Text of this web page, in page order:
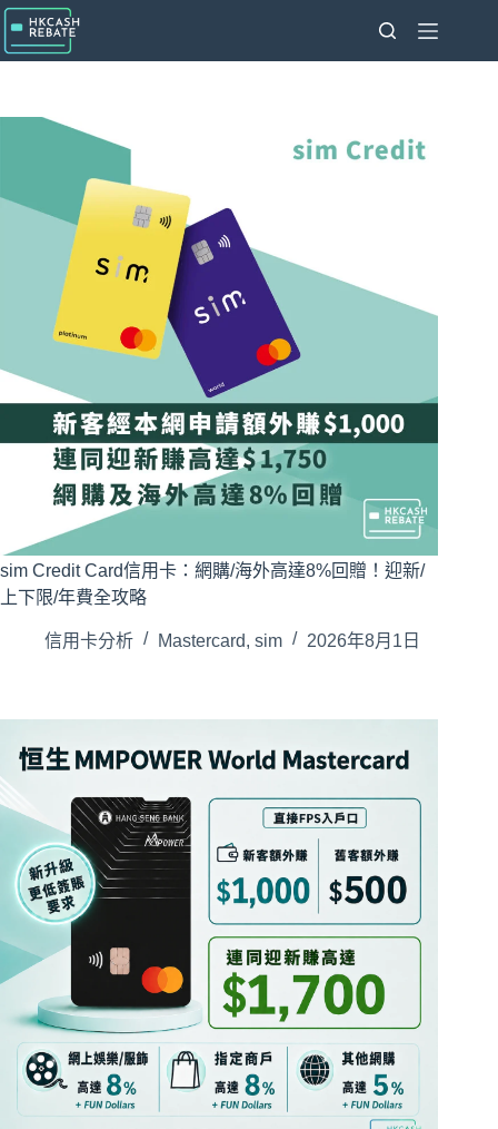
跳
至
主
內
sim Credit Card信用卡：網購/海外高達8%回贈！迎新/
上下限/年費全攻略
信用卡分析 Mastercard, sim 2026年8月1日